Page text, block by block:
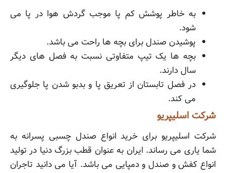
به خاطر پوشش کم پا موجب گردش هوا در پا می
شود.
پوشیدن صندل برای بچه ها راحت می باشد.
بچه ها یک تیپ متفاوتی نسبت به فصل های دیگر
سال دارند.
در فصل تابستان از تعریق پا و بدبو شدن پا جلوگیری
می کند.
شرکت اسلیپریو
شرکت اسلیپریو برای خرید انواع صندل چسبی پسرانه به
شما یاری می رساند. ایران به عنوان قطب بزرگ دنیا در تولید
انواع کفش و صندل و دمپایی می باشد. آیا می دانید تاجران